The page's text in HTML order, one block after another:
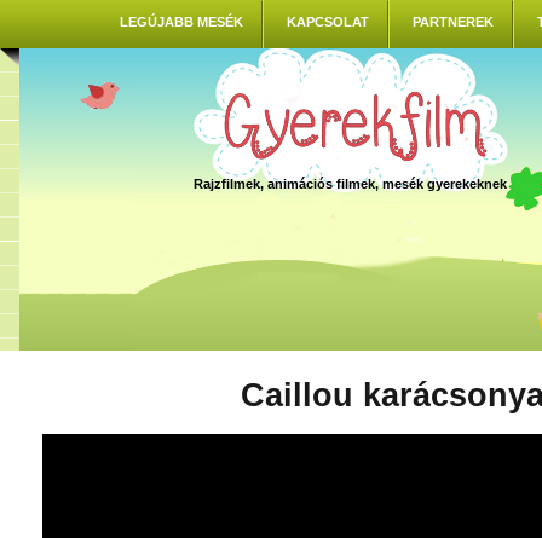
LEGÚJABB MESÉK KAPCSOLAT PARTNEREK
Rajzfilmek, animációs filmek, mesék gyerekeknek
Caillou